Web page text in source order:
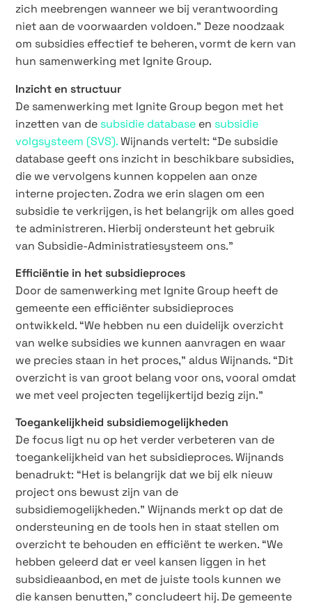
zich meebrengen wanneer we bij verantwoording
niet aan de voorwaarden voldoen.” Deze noodzaak
om subsidies effectief te beheren, vormt de kern van
hun samenwerking met Ignite Group.
Inzicht en structuur
De samenwerking met Ignite Group begon met het
inzetten van de subsidie database en subsidie
volgsysteem (SVS).Wijnands vertelt: “De subsidie
database geeft ons inzicht in beschikbare subsidies,
die we vervolgens kunnen koppelen aan onze
interne projecten. Zodra we erin slagen om een
subsidie te verkrijgen, is het belangrijk om alles goed
te administreren. Hierbij ondersteunt het gebruik
van Subsidie-Administratiesysteem ons.”
Efficiëntie in het subsidieproces
Door de samenwerking met Ignite Group heeft de
gemeente een efficiënter subsidieproces
ontwikkeld. “We hebben nu een duidelijk overzicht
van welke subsidies we kunnen aanvragen en waar
we precies staan in het proces,” aldus Wijnands. “Dit
overzicht is van groot belang voor ons, vooral omdat
we met veel projecten tegelijkertijd bezig zijn.”
Toegankelijkheid subsidiemogelijkheden
De focus ligt nu op het verder verbeteren van de
toegankelijkheid van het subsidieproces. Wijnands
benadrukt: “Het is belangrijk dat we bij elk nieuw
project ons bewust zijn van de
subsidiemogelijkheden.” Wijnands merkt op dat de
ondersteuning en de tools hen in staat stellen om
overzicht te behouden en efficiënt te werken. “We
hebben geleerd dat er veel kansen liggen in het
subsidieaanbod, en met de juiste tools kunnen we
die kansen benutten,” concludeert hij. De gemeente